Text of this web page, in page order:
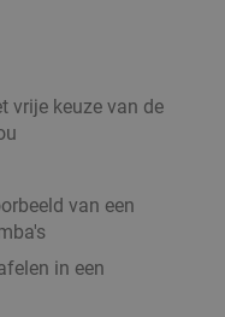
vrije keuze van de
van een
in een